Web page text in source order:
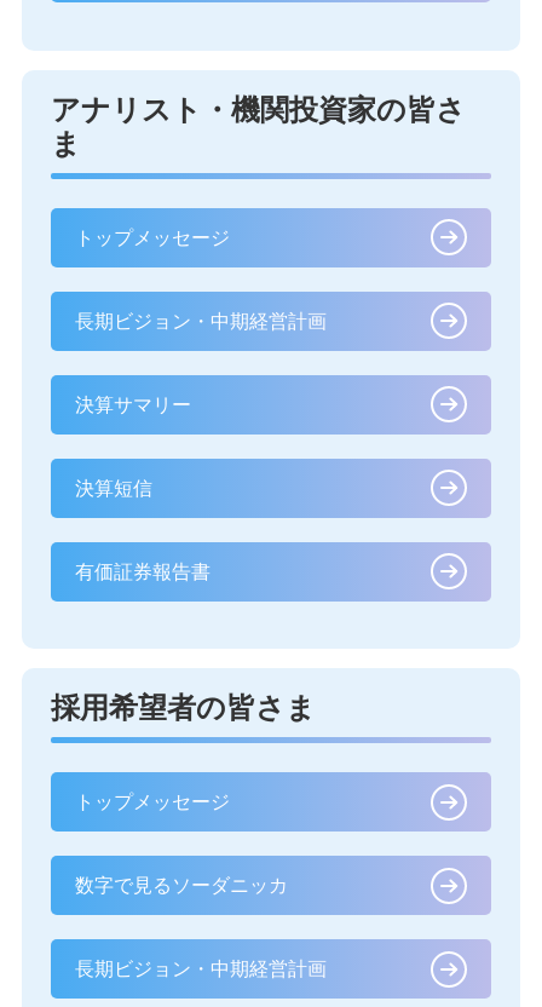
アナリスト・機関投資家の皆さ
ま
トップメッセージ
長期ビジョン・中期経営計画
決算サマリー
決算短信
有価証券報告書
採用希望者の皆さま
トップメッセージ
数字で見るソーダニッカ
長期ビジョン・中期経営計画